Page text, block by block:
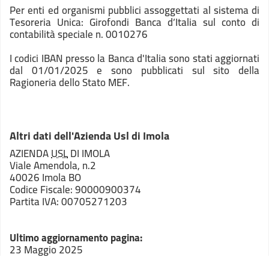
Per enti ed organismi pubblici assoggettati al sistema di
Tesoreria Unica: Girofondi Banca d’Italia sul conto di
contabilità speciale n. 0010276
I codici IBAN presso la Banca d'Italia sono stati aggiornati
dal 01/01/2025 e sono pubblicati sul sito della
Ragioneria dello Stato MEF.
Altri dati dell'Azienda Usl di Imola
AZIENDAUSLDI IMOLA
Viale Amendola, n.2
40026 Imola BO
Codice Fiscale: 90000900374
Partita IVA: 00705271203
Ultimo aggiornamento pagina:
23 Maggio 2025